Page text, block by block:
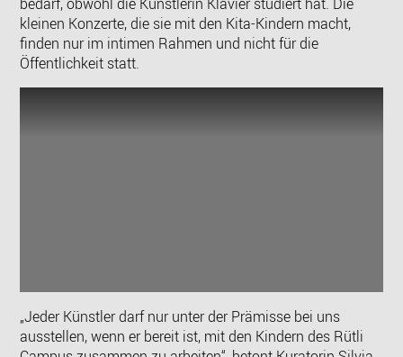
kleinen Konzerte, die sie mit den Kita-Kindern macht,
finden nur im intimen Rahmen und nicht für die
Öffentlichkeit statt.
„Jeder Künstler darf nur unter der Prämisse bei uns
ausstellen, wenn er bereit ist, mit den Kindern des Rütli